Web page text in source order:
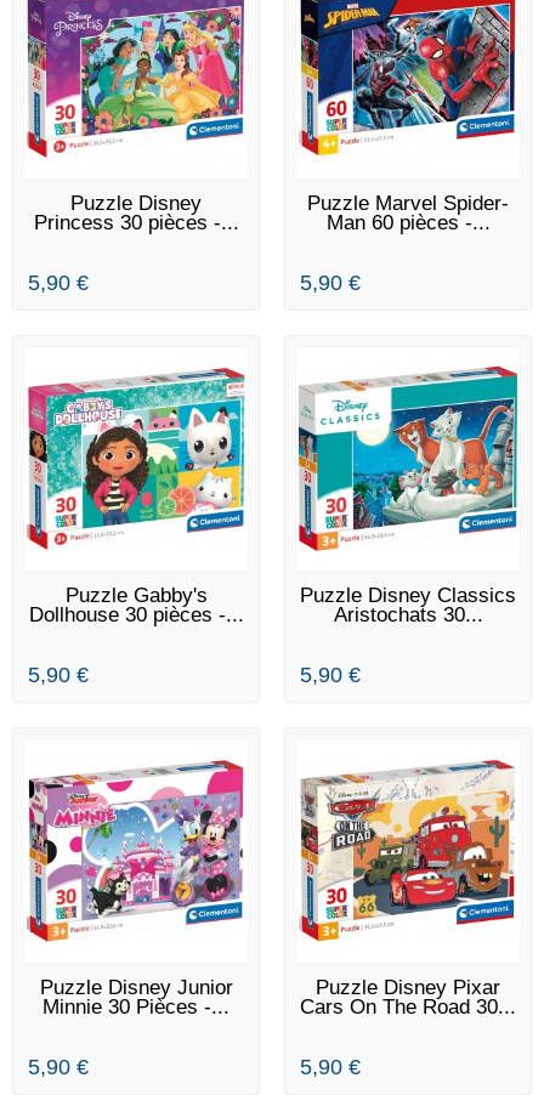
EN STOCK
Puzzle Disney
Princess 30 pièces -...
5,90 €
EN STOCK
Puzzle Marvel Spider-
Man 60 pièces -...
5,90 €
EN STOCK
Puzzle Gabby's
Dollhouse 30 pièces -...
5,90 €
EN STOCK
Puzzle Disney Classics
Aristochats 30...
5,90 €
RUPTURE DE STOCK
Puzzle Disney Junior
Minnie 30 Pièces -...
5,90 €
EN STOCK
Puzzle Disney Pixar
Cars On The Road 30...
5,90 €